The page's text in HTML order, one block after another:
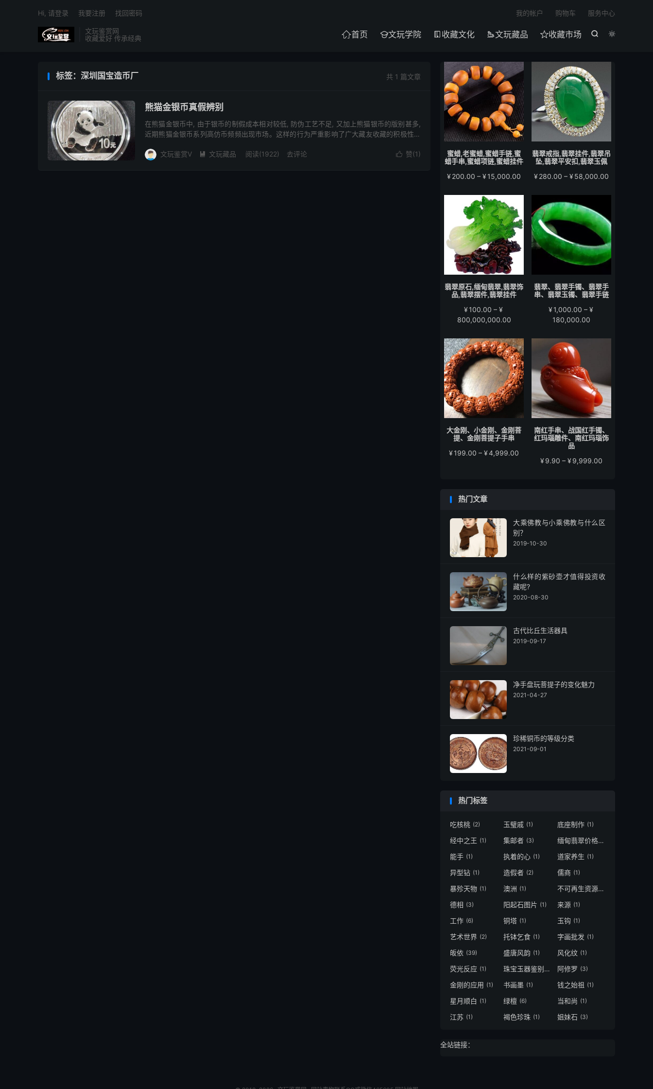
文玩鉴赏网
收藏爱好 传承经典


首页 文玩学院  收藏文化 文玩藏品 收藏市场
我的帐户 购物车 服务中心
Hi, 请登录 我要注册 找回密码
共 1 篇文章
标签：深圳国宝造币厂
熊猫金银币真假辨别
在熊猫金银币中, 由于银币的制假成本相对较低, 防伪工艺不足, 又加上熊猫银币的版别甚多,
近期熊猫金银币系列高仿币频频出现市场。这样的行为严重影响了广大藏友收藏的积极性，
 赞(1)
文玩鉴赏V  文玩藏品 阅读(1922) 去评论
蜜蜡,老蜜蜡,蜜蜡手链,蜜
蜡手串,蜜蜡项链,蜜蜡挂件
¥200.00 – ¥15,000.00
范
¥200.00
至
¥15,000.00
翡翠戒指,翡翠挂件,翡翠吊
坠,翡翠平安扣,翡翠玉佩
¥280.00 – ¥58,000.00
范
至
¥58,000.00
翡翠原石,缅甸翡翠,翡翠饰
品,翡翠摆件,翡翠挂件
¥100.00 – ¥
800,000,000.00价
范
围：
¥100.00
至
¥800,000,000.00
翡翠、翡翠手镯、翡翠手
串、翡翠玉镯、翡翠手链
¥1,000.00 – ¥
180,000.00
范
¥180,000.00
大金刚、小金刚、金刚菩
提、金刚菩提子手串
¥199.00 – ¥4,999.00
南红手串、战国红手镯、
红玛瑙雕件、南红玛瑙饰
品
¥9.90 – ¥9,999.00
¥9,999.00
热门文章
大乘佛教与小乘佛教与什么区
别？
2019-10-30
什么样的紫砂壶才值得投资收
藏呢?
2020-08-30
古代比丘生活器具
2019-09-17
净手盘玩菩提子的变化魅力
2021-04-27
珍稀铜币的等级分类
2021-09-01
热门标签
吃核桃 (2) 玉璧戚 (1) 底座制作 (1)
经中之王 (1) 集邮者 (3) 缅甸翡翠价格
(2)
能手 (1) 执着的心 (1) 道家养生 (1)
异型钻 (1) 造假者 (2) 儒商 (1)
暴殄天物 (1) 澳洲 (1) 不可再生资源
(1)
德相 (3) 阳起石图片 (1) 来源 (1)
工作 (6) 铜塔 (1) 玉钩 (1)
艺术世界 (2) 托钵乞食 (1) 字画批发 (1)
皈依 (39) 盛唐风韵 (1) 风化纹 (1)
荧光反应 (1) 珠宝玉器鉴别
(1) 阿修罗 (3)
金刚的应用 (1) 书画墨 (1) 钱之始祖 (1)
星月顺白 (1) 绿檀 (6) 当和尚 (1)
江苏 (1) 褐色珍珠 (1) 姐妹石 (3)
全站链接：